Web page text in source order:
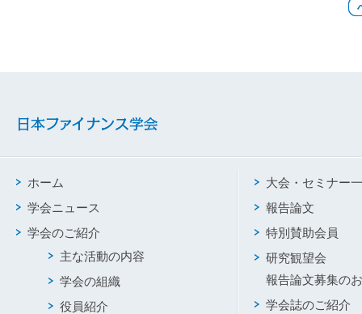
ホーム
学会ニュース
学会のご紹介
主な活動の内容
学会の組織
役員紹介
大会・セミナー
報告論文
特別賛助会員
研究観望会
報告論文募集の
学会誌のご紹介